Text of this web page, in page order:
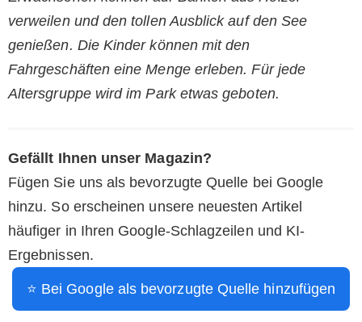
verweilen und den tollen Ausblick auf den See
genießen. Die Kinder können mit den
Fahrgeschäften eine Menge erleben. Für jede
Altersgruppe wird im Park etwas geboten.
Gefällt Ihnen unser Magazin?
Fügen Sie uns als bevorzugte Quelle bei Google
hinzu. So erscheinen unsere neuesten Artikel
häufiger in Ihren Google-Schlagzeilen und KI-
Ergebnissen.
⭐ Bei Google als bevorzugte Quelle hinzufügen